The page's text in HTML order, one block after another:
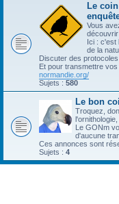
Le
Vous
Ici : c'est
de la
Discuter des
Et pour transmettre
normandie.org/
Sujets : 580
Le bon
Troquez,
Le GONm
d'aucune
Ces annonces sont
Sujets : 4